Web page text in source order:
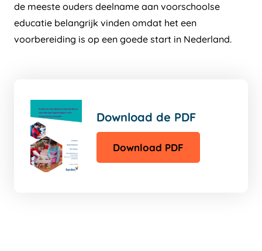
de meeste ouders deelname aan voorschoolse
educatie belangrijk vinden omdat het een
voorbereiding is op een goede start in Nederland.
Download de PDF
Download PDF